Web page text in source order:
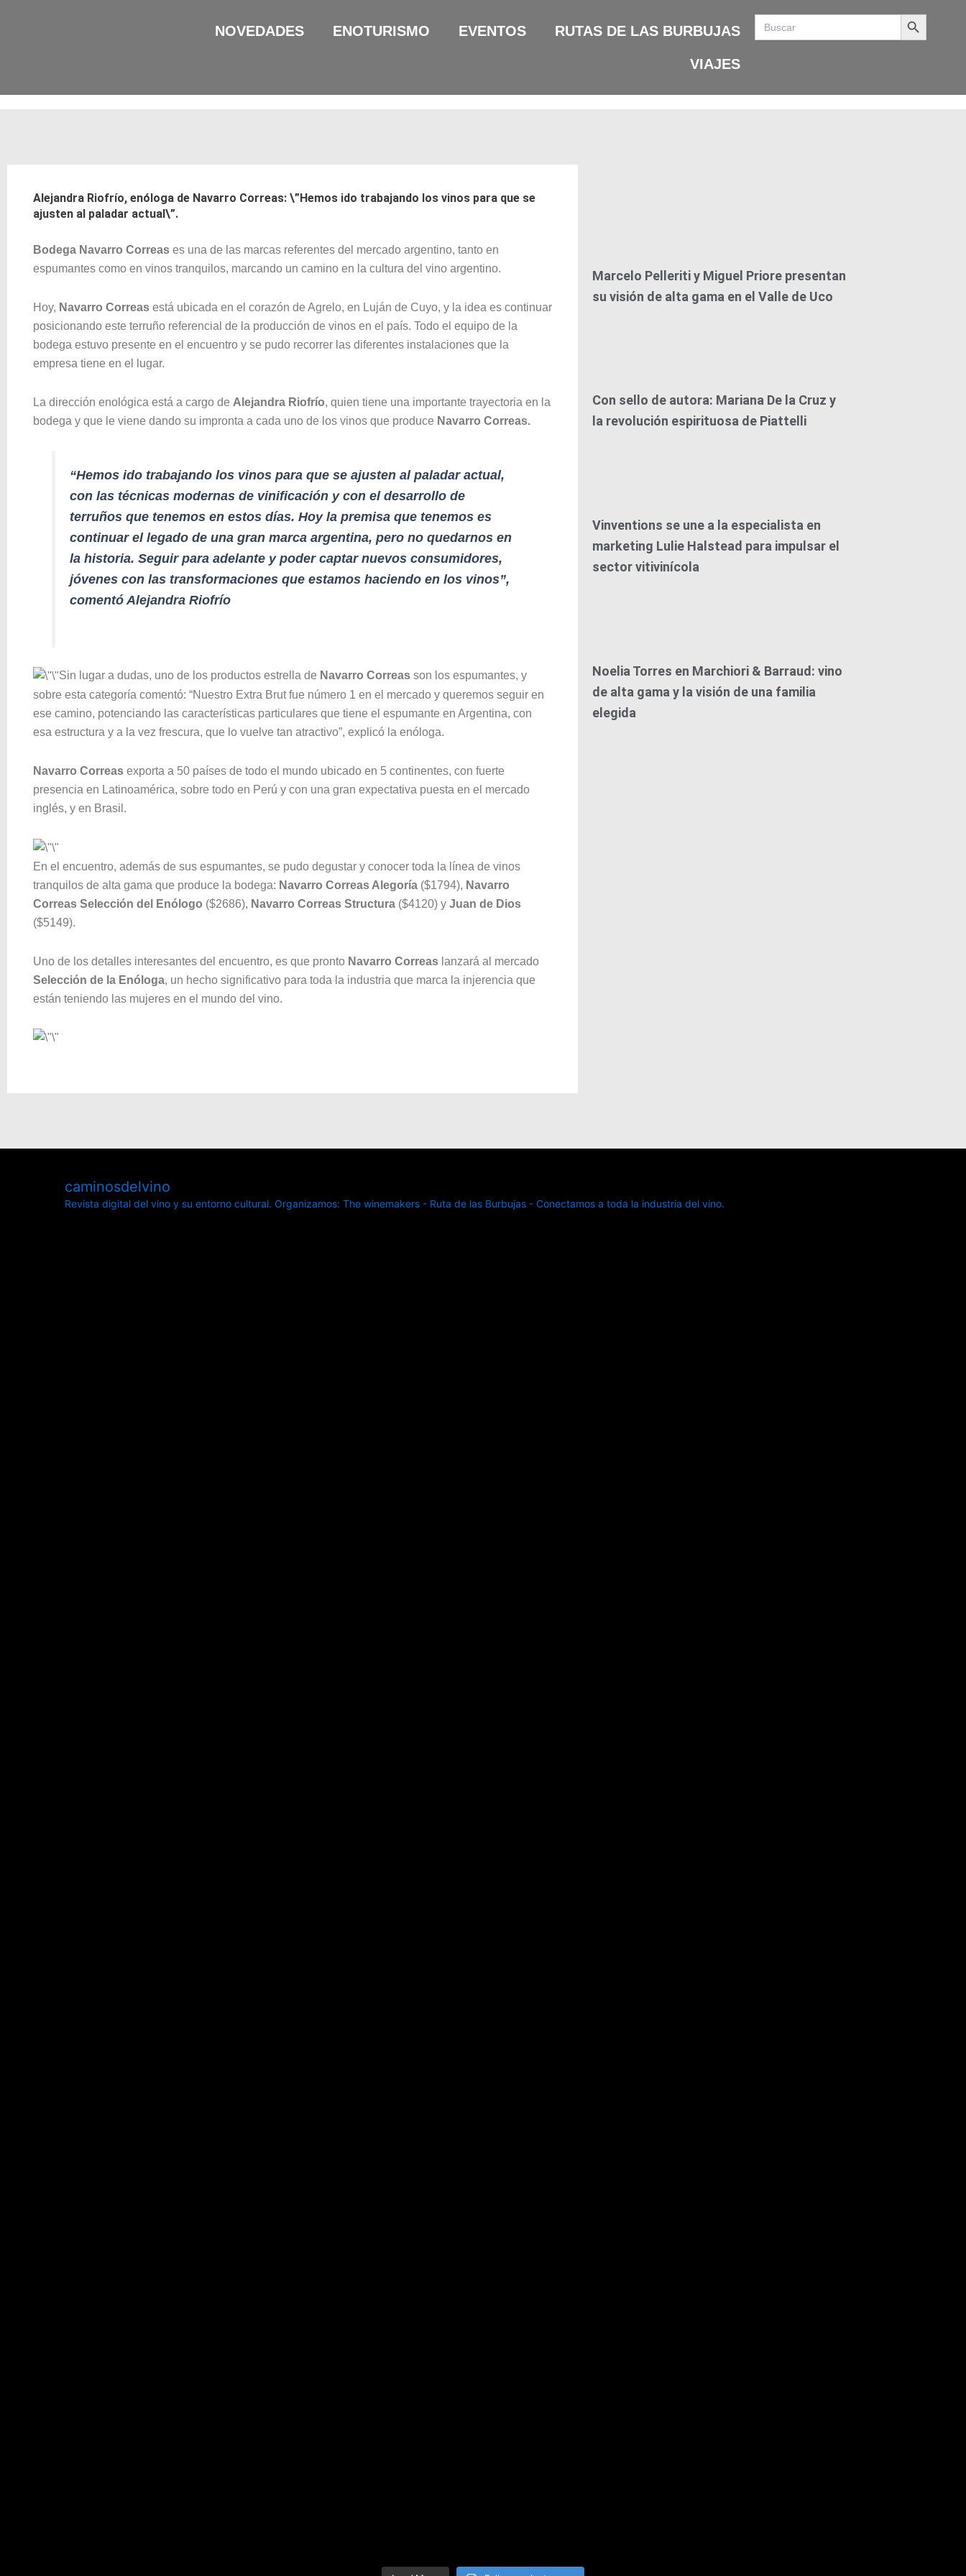
NOVEDADES ENOTURISMO EVENTOS RUTAS DE LAS BURBUJAS
VIAJES
Search
for:
Search Button
Alejandra Riofrío, enóloga de Navarro Correas: \”Hemos ido trabajando los vinos para que se
ajusten al paladar actual\”.
Bodega Navarro Correases una de las marcas referentes del mercado argentino, tanto en
espumantes como en vinos tranquilos, marcando un camino en la cultura del vino argentino.
Hoy, Navarro Correasestá ubicada en el corazón de Agrelo, en Luján de Cuyo, y la idea es continuar
posicionando este terruño referencial de la producción de vinos en el país. Todo el equipo de la
bodega estuvo presente en el encuentro y se pudo recorrer las diferentes instalaciones que la
empresa tiene en el lugar.
La dirección enológica está a cargo de Alejandra Riofrío, quien tiene una importante trayectoria en la
bodega y que le viene dando su impronta a cada uno de los vinos que produce Navarro Correas.
“Hemos ido trabajando los vinos para que se ajusten al paladar actual,
con las técnicas modernas de vinificación y con el desarrollo de
terruños que tenemos en estos días. Hoy la premisa que tenemos es
continuar el legado de una gran marca argentina, pero no quedarnos en
la historia. Seguir para adelante y poder captar nuevos consumidores,
jóvenes con las transformaciones que estamos haciendo en los vinos”,
comentó Alejandra Riofrío
Sin lugar a dudas, uno de los productos estrella de Navarro Correas son los espumantes, y
sobre esta categoría comentó: “Nuestro Extra Brut fue número 1 en el mercado y queremos seguir en
ese camino, potenciando las características particulares que tiene el espumante en Argentina, con
esa estructura y a la vez frescura, que lo vuelve tan atractivo”, explicó la enóloga.
Navarro Correasexporta a 50 países de todo el mundo ubicado en 5 continentes, con fuerte
presencia en Latinoamérica, sobre todo en Perú y con una gran expectativa puesta en el mercado
inglés, y en Brasil.
En el encuentro, además de sus espumantes, se pudo degustar y conocer toda la línea de vinos
tranquilos de alta gama que produce la bodega: Navarro Correas Alegoría($1794), Navarro
Correas Selección del Enólogo ($2686), Navarro Correas Structura($4120) y Juan de Dios
($5149).
Uno de los detalles interesantes del encuentro, es que pronto Navarro Correaslanzará al mercado
Selección de la Enóloga, un hecho significativo para toda la industria que marca la injerencia que
están teniendo las mujeres en el mundo del vino.
Marcelo Pelleriti y Miguel Priore presentan
su visión de alta gama en el Valle de Uco
Con sello de autora: Mariana De la Cruz y
la revolución espirituosa de Piattelli
Vinventions se une a la especialista en
marketing Lulie Halstead para impulsar el
sector vitivinícola
Noelia Torres en Marchiori & Barraud: vino
de alta gama y la visión de una familia
elegida
caminosdelvino
Revista digital del vino y su entorno cultural. Organizamos: The winemakers - Ruta de las Burbujas - Conectamos a toda la industria del vino.